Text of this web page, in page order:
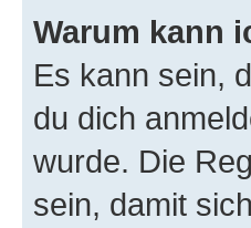
Warum kann
Es kann sein,
du dich
wurde. Die
sein, damit